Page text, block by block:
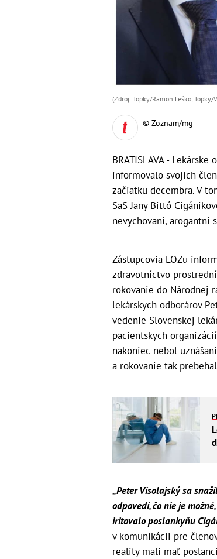
(Zdroj: Topky/Ramon Leško, Topky/
© Zoznam/mg
BRATISLAVA -
informovalo svojich
začiatku decembra. V
SaS Jany Bittó
nevychovaní, arogantní
Zástupcovia LOZu
zdravotníctvo
rokovanie do Národnej
lekárskych odborárov
vedenie Slovenskej
pacientskych
nakoniec nebol
a rokovanie tak
„Peter Visolajský sa
odpovedí, čo nie je
iritovalo poslankyňu
v komunikácii pre
reality mali mať